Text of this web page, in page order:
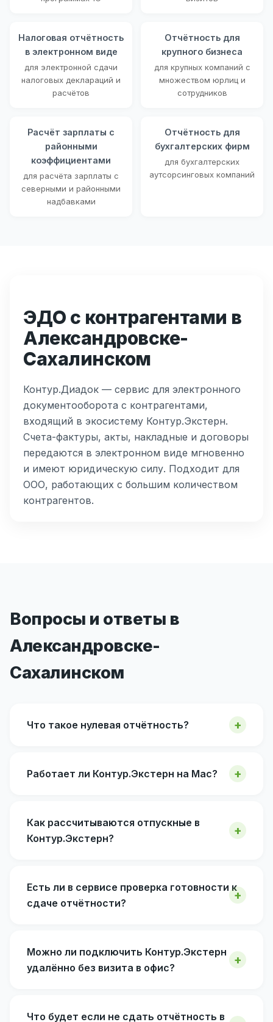
Налоговая отчётность
в электронном виде
для электронной сдачи
налоговых деклараций и
расчётов
Отчётность для
крупного бизнеса
для крупных компаний с
множеством юрлиц и
сотрудников
Расчёт зарплаты с
районными
коэффициентами
для расчёта зарплаты с
северными и районными
надбавками
Отчётность для
бухгалтерских фирм
для бухгалтерских
аутсорсинговых компаний
ЭДО с контрагентами в
Александровске-
Сахалинском
Контур.Диадок — сервис для электронного
документооборота с контрагентами,
входящий в экосистему Контур.Экстерн.
Счета-фактуры, акты, накладные и договоры
передаются в электронном виде мгновенно
и имеют юридическую силу. Подходит для
ООО, работающих с большим количеством
контрагентов.
Вопросы и ответы в
Александровске-
Сахалинском
Что такое нулевая отчётность?
Работает ли Контур.Экстерн на Mac?
Как рассчитываются отпускные в
Контур.Экстерн?
Есть ли в сервисе проверка готовности к
сдаче отчётности?
Можно ли подключить Контур.Экстерн
удалённо без визита в офис?
Что будет если не сдать отчётность в